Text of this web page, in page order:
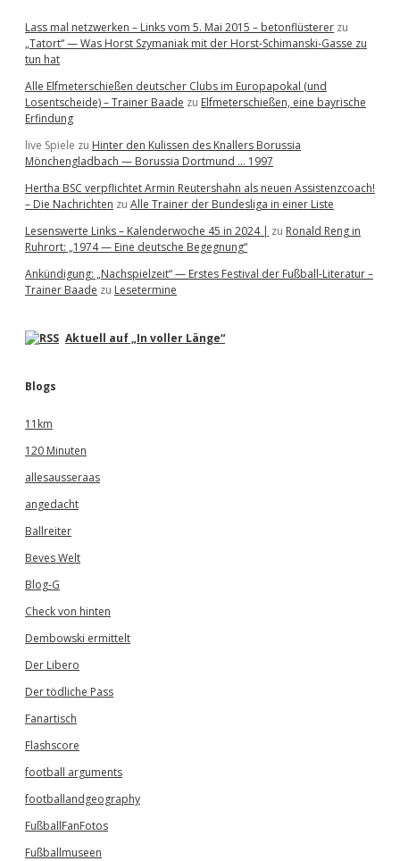
Lass mal netzwerken – Links vom 5. Mai 2015 – betonflüsterer zu
„Tatort“ — Was Horst Szymaniak mit der Horst-Schimanski-Gasse zu
tun hat
Alle Elfmeterschießen deutscher Clubs im Europapokal (und
Losentscheide) – Trainer Baade zu Elfmeterschießen, eine bayrische
Erfindung
live Spiele zu Hinter den Kulissen des Knallers Borussia
Mönchengladbach — Borussia Dortmund … 1997
Hertha BSC verpflichtet Armin Reutershahn als neuen Assistenzcoach!
– Die Nachrichten zu Alle Trainer der Bundesliga in einer Liste
Lesenswerte Links – Kalenderwoche 45 in 2024 | zu Ronald Reng in
Ruhrort: „1974 — Eine deutsche Begegnung“
Ankündigung: „Nachspielzeit“ — Erstes Festival der Fußball-Literatur –
Trainer Baade zu Lesetermine
Aktuell auf „In voller Länge“
Blogs
11km
120 Minuten
allesausseraas
angedacht
Ballreiter
Beves Welt
Blog-G
Check von hinten
Dembowski ermittelt
Der Libero
Der tödliche Pass
Fanartisch
Flashscore
football arguments
footballandgeography
FußballFanFotos
Fußballmuseen